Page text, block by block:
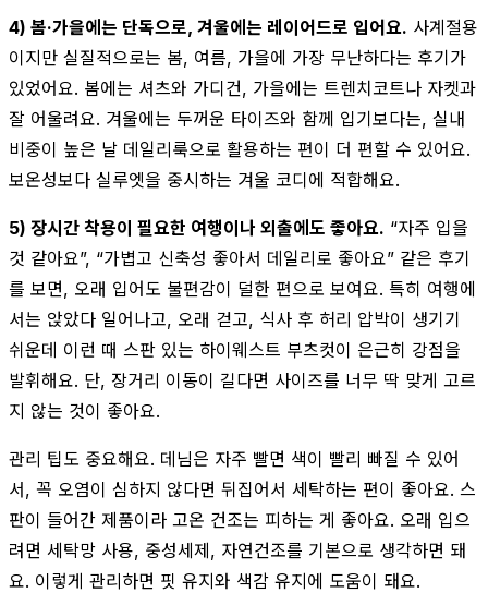
4) 봄·가을에는 단독으로, 겨울에는 레이어드로 입어요. 사계절용
이지만 실질적으로는 봄, 여름, 가을에 가장 무난하다는 후기가
있었어요. 봄에는 셔츠와 가디건, 가을에는 트렌치코트나 자켓과
잘 어울려요. 겨울에는 두꺼운 타이즈와 함께 입기보다는, 실내
비중이 높은 날 데일리룩으로 활용하는 편이 더 편할 수 있어요.
보온성보다 실루엣을 중시하는 겨울 코디에 적합해요.
5) 장시간 착용이 필요한 여행이나 외출에도 좋아요. “자주 입을
것 같아요”, “가볍고 신축성 좋아서 데일리로 좋아요” 같은 후기
를 보면, 오래 입어도 불편감이 덜한 편으로 보여요. 특히 여행에
서는 앉았다 일어나고, 오래 걷고, 식사 후 허리 압박이 생기기
쉬운데 이런 때 스판 있는 하이웨스트 부츠컷이 은근히 강점을
발휘해요. 단, 장거리 이동이 길다면 사이즈를 너무 딱 맞게 고르
지 않는 것이 좋아요.
관리 팁도 중요해요. 데님은 자주 빨면 색이 빨리 빠질 수 있어
서, 꼭 오염이 심하지 않다면 뒤집어서 세탁하는 편이 좋아요. 스
판이 들어간 제품이라 고온 건조는 피하는 게 좋아요. 오래 입으
려면 세탁망 사용, 중성세제, 자연건조를 기본으로 생각하면 돼
요. 이렇게 관리하면 핏 유지와 색감 유지에 도움이 돼요.